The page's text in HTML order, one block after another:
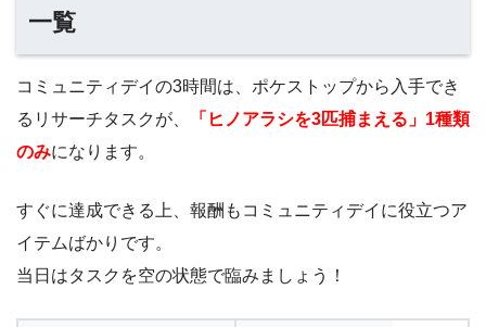
一覧
コミュニティデイの3時間は、ポケストップから入手でき
るリサーチタスクが、
「ヒノアラシを3匹捕まえる」1種類
のみになります。
すぐに達成できる上、報酬もコミュニティデイに役立つア
イテムばかりです。
当日はタスクを空の状態で臨みましょう！